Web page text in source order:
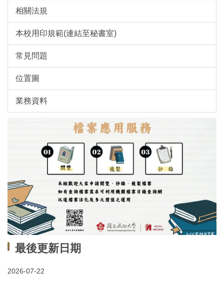
相關法規
本校用印規範(連結至秘書室)
常見問題
位置圖
業務資料
最後更新日期
2026-07-22